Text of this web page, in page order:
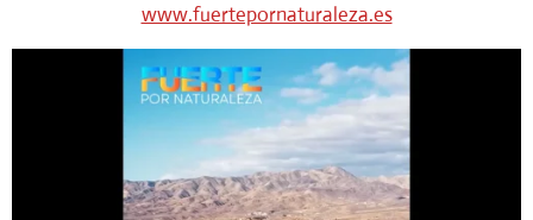
www.fuertepornaturaleza.es